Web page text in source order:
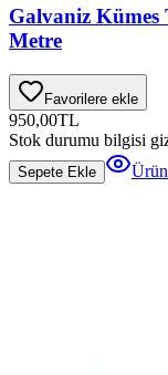
Galvaniz Kümes
Metre
Favorilere ekle
950,00TL
Stok durumu bilgisi
Sepete Ekle Ürün